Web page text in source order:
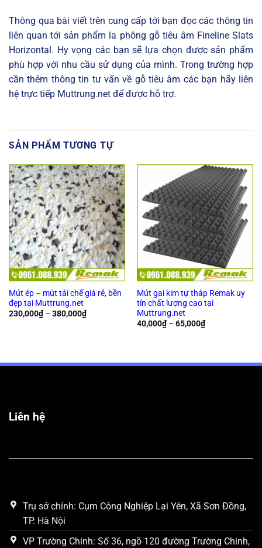
Thông qua bài viết trên cung cấp tới bạn đọc các thông tin
liên quan tới sản phẩm la phông gỗ tiêu âm Fineline Slats
Horizontal. Hy vọng các bạn sẽ lựa chọn được sản phẩm
phù hợp với nhu cầu sử dụng của mình. Trong trường hợp
cần thêm thông tin tư vấn về gỗ tiêu âm các bạn hãy liên
hệ trực tiếp Muttrung.net để được hỗ trợ.
SẢN PHẨM TƯƠNG TỰ
Mút ép – mút tái chế giá rẻ, bền
đẹp tại Muttrung.net
230,000₫ – 380,000₫Khoảng
giá:
Mút gai kim tự tháp Remak uy
tín chất lượng cao tại
Muttrung.net
40,000₫ – 65,000₫Khoảng
giá:
65,000₫
Liên hệ
Trụ sở chính: Cụm Công Nghiệp Lại Yên, Xã Sơn Đồng,
TP. Hà Nội
VP Trường Chinh: Số 36, ngõ 120 đường Trường Chinh,